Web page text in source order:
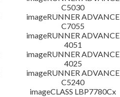
C5030
imageRUNNER ADVANCE
C7055
imageRUNNER ADVANCE
4051
imageRUNNER ADVANCE
4025
imageRUNNER ADVANCE
C5240
imageCLASS LBP7780Cx